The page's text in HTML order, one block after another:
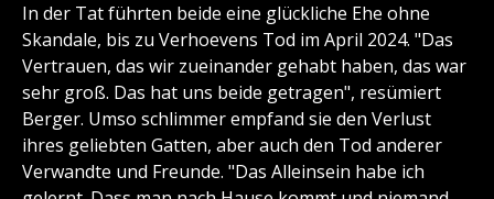
In der Tat führten beide eine glückliche Ehe ohne
Skandale, bis zu Verhoevens Tod im April 2024. "Das
Vertrauen, das wir zueinander gehabt haben, das war
sehr groß. Das hat uns beide getragen", resümiert
Berger. Umso schlimmer empfand sie den Verlust
ihres geliebten Gatten, aber auch den Tod anderer
Verwandte und Freunde. "Das Alleinsein habe ich